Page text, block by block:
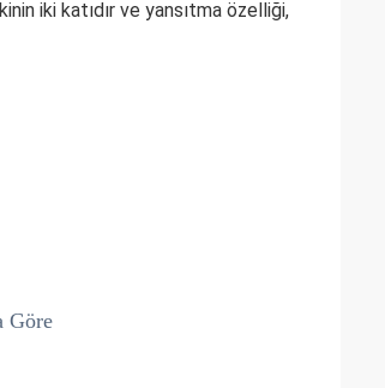
iki katıdır ve yansıtma özelliği,
Göre